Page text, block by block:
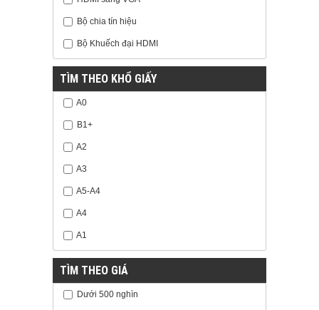
Bộ chia tín hiệu
Bộ Khuếch đại HDMI
TÌM THEO KHỔ GIẤY
A0
B1+
A2
A3
A5-A4
A4
A1
TÌM THEO GIÁ
Dưới 500 nghìn